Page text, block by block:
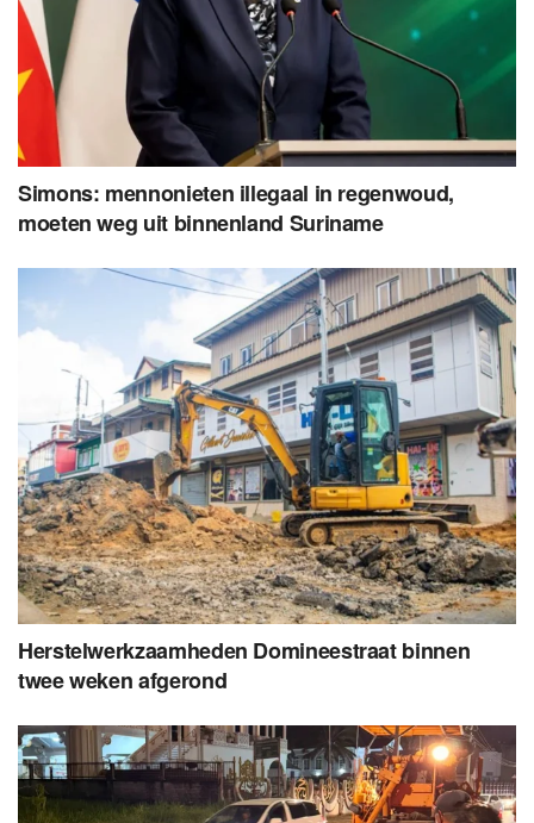
Simons: mennonieten illegaal in regenwoud,
moeten weg uit binnenland Suriname
Herstelwerkzaamheden Domineestraat binnen
twee weken afgerond